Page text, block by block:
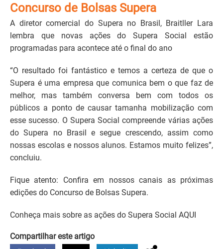
Concurso de Bolsas Supera
A diretor comercial do Supera no Brasil, Braitller Lara
lembra que novas ações do Supera Social estão
programadas para acontece até o final do ano
“O resultado foi fantástico e temos a certeza de que o
Supera é uma empresa que comunica bem o que faz de
melhor, mas também conversa bem com todos os
públicos a ponto de causar tamanha mobilização com
esse sucesso. O Supera Social compreende várias ações
do Supera no Brasil e segue crescendo, assim como
nossas escolas e nossos alunos. Estamos muito felizes”,
concluiu.
Fique atento: Confira em nossos canais as próximas
edições do Concurso de Bolsas Supera.
Conheça mais sobre as ações do Supera Social AQUI
Compartilhar este artigo